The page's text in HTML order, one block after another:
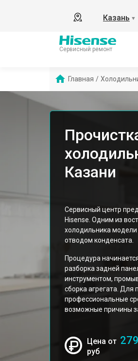
Казань ▼
Сервисный ремонт
Главная /
Казани
Сервисный центр
Hisense. Одним из
холодильника модели
отводом конденсата.
Процедура
разборка задней
инструментом,
сборка агрегата.
профессиональные
возможные причины
Цена от
руб